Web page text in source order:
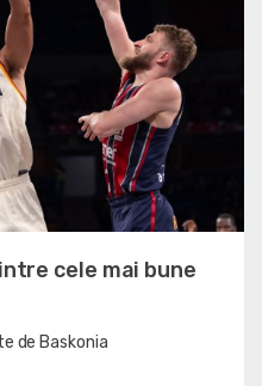
cele mai bune
de Baskonia